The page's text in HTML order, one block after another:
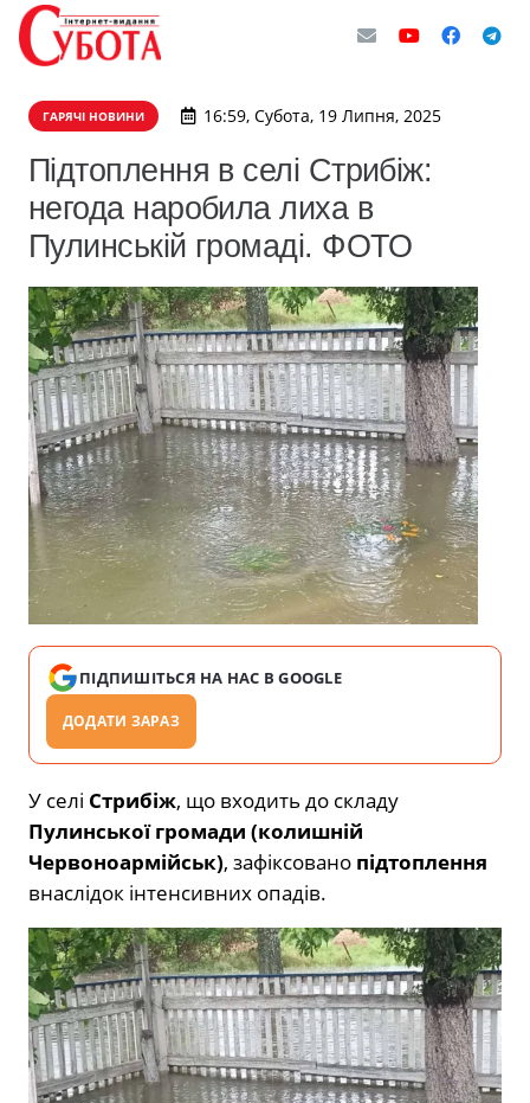
ГАРЯЧІ НОВИНИ 16:59, Субота, 19 Липня, 2025
Підтоплення в селі Стрибіж:
негода наробила лиха в
Пулинській громаді. ФОТО
ПІДПИШІТЬСЯ НА НАС В GOOGLE
ДОДАТИ ЗАРАЗ
У селі Стрибіж, що входить до складу
Пулинської громади (колишній
Червоноармійськ), зафіксовано підтоплення
внаслідок інтенсивних опадів.